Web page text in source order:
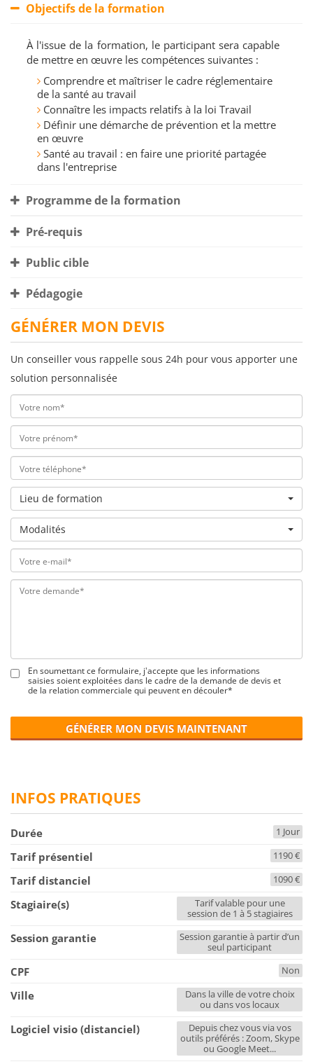
Objectifs de la formation
À l'issue de la formation, le participant sera capable
de mettre en œuvre les compétences suivantes :
Comprendre et maîtriser le cadre réglementaire
de la santé au travail
Connaître les impacts relatifs à la loi Travail
Définir une démarche de prévention et la mettre
en œuvre
Santé au travail : en faire une priorité partagée
dans l'entreprise
Programme de la formation
Pré-requis
Public cible
Pédagogie
GÉNÉRER MON DEVIS
Un conseiller vous rappelle sous 24h pour vous apporter une
solution personnalisée
Lieu de formation
Modalités
En soumettant ce formulaire, j'accepte que les informations
saisies soient exploitées dans le cadre de la demande de devis et
de la relation commerciale qui peuvent en découler*
GÉNÉRER MON DEVIS MAINTENANT
INFOS PRATIQUES
Durée 1 Jour
Tarif présentiel 1190 €
Tarif distanciel 1090 €
Stagiaire(s)
Tarif valable pour une
session de 1 à 5 stagiaires
Session garantie
Session garantie à partir d’un
seul participant
CPF Non
Ville
Dans la ville de votre choix
ou dans vos locaux
Logiciel visio (distanciel)
Depuis chez vous via vos
outils préférés : Zoom, Skype
ou Google Meet...